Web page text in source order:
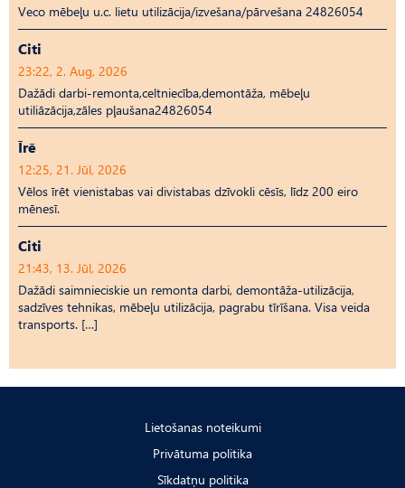
Veco mēbeļu u.c. lietu utilizācija/izvešana/pārvešana 24826054
Citi
23:22, 2. Aug, 2026
Dažādi darbi-remonta,celtniecība,demontāža, mēbeļu
utiliāzācija,zāles pļaušana24826054
Īrē
12:25, 21. Jūl, 2026
Vēlos īrēt vienistabas vai divistabas dzīvokli cēsīs, līdz 200 eiro
mēnesī.
Citi
21:43, 13. Jūl, 2026
Dažādi saimnieciskie un remonta darbi, demontāža-utilizācija,
sadzīves tehnikas, mēbeļu utilizācija, pagrabu tīrīšana. Visa veida
transports. […]
Lietošanas noteikumi
Privātuma politika
Sīkdatņu politika